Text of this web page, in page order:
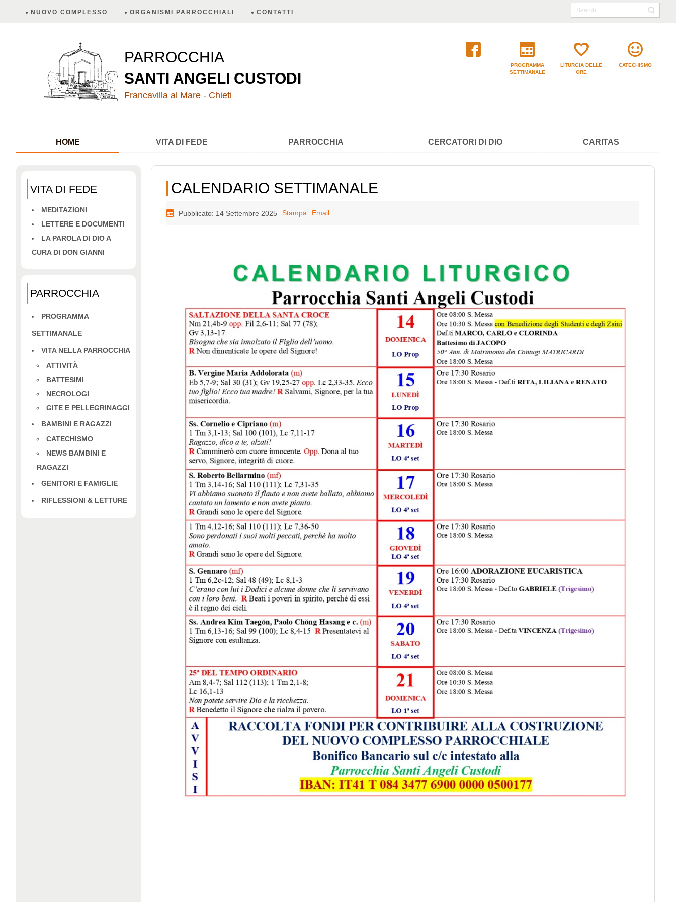
NUOVO COMPLESSO ORGANISMI PARROCCHIALI CONTATTI
PARROCCHIA
SANTI ANGELI CUSTODI
Francavilla al Mare - Chieti
PROGRAMMA
SETTIMANALE
LITURGIA DELLE
ORE
CATECHISMO
HOME VITA DI FEDE PARROCCHIA CERCATORI DI DIO CARITAS
VITA DI FEDE
MEDITAZIONI
LETTERE E DOCUMENTI
LA PAROLA DI DIO A
CURA DI DON GIANNI
PARROCCHIA
PROGRAMMA
SETTIMANALE
VITA NELLA PARROCCHIA
ATTIVITÀ
BATTESIMI
NECROLOGI
GITE E PELLEGRINAGGI
BAMBINI E RAGAZZI
CATECHISMO
NEWS BAMBINI E
RAGAZZI
GENITORI E FAMIGLIE
RIFLESSIONI & LETTURE
CALENDARIO SETTIMANALE
Pubblicato: 14 Settembre 2025 Stampa Email